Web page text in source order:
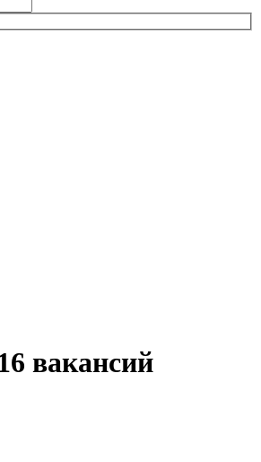
вакансий